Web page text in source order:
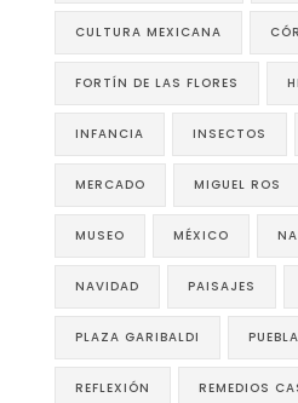
CULTURA MEXICANA
FORTÍN DE LAS FLORES
INFANCIA INSECTOS
MERCADO MIGUEL ROS
MUSEO MÉXICO
NAVIDAD PAISAJES
PLAZA GARIBALDI PUEBLA
REFLEXIÓN REMEDIOS